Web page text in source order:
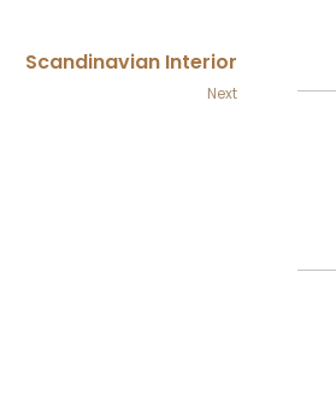
Next
Scandinavian Interior